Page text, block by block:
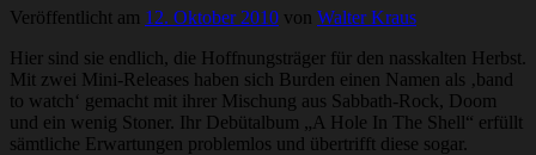
Veröffentlicht am 12. Oktober 2010 von Walter Kraus
Hier sind sie endlich, die Hoffnungsträger für den nasskalten Herbst.
Mit zwei Mini-Releases haben sich Burden einen Namen als ‚band
to watch‘ gemacht mit ihrer Mischung aus Sabbath-Rock, Doom
und ein wenig Stoner. Ihr Debütalbum „A Hole In The Shell“ erfüllt
sämtliche Erwartungen problemlos und übertrifft diese sogar.